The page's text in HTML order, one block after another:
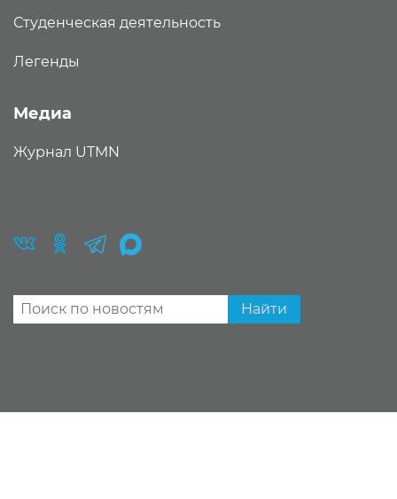
Студенческая деятельность
Легенды
Медиа
Журнал UTMN
Найти